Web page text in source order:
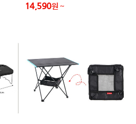
14,590원